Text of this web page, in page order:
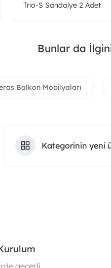
Trio-S Sandalye 2 Adet
Bunlar da
Balkon Mobilyaları
Kategorinin yeni
geçerli